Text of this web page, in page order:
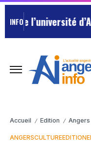
INFO
l’université
Accueil / Edition / Angers
ANGERSCULTUREEDITION